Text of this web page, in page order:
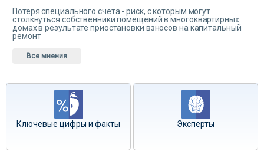
Потеря специального счета - риск, с которым могут
столкнуться собственники помещений в многоквартирных
домах в результате приостановки взносов на капитальный
ремонт
Все мнения
Ключевые цифры и факты Эксперты